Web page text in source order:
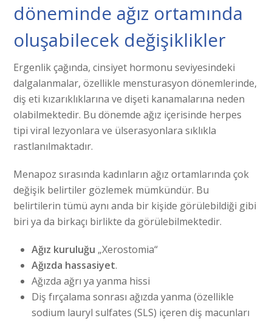
döneminde ağız ortamında
oluşabilecek değişiklikler
Ergenlik çağında, cinsiyet hormonu seviyesindeki
dalgalanmalar, özellikle mensturasyon dönemlerinde,
diş eti kızarıklıklarına ve dişeti kanamalarına neden
olabilmektedir. Bu dönemde ağız içerisinde herpes
tipi viral lezyonlara ve ülserasyonlara sıklıkla
rastlanılmaktadır.
Menapoz sırasında kadınların ağız ortamlarında çok
değişik belirtiler gözlemek mümkündür. Bu
belirtilerin tümü aynı anda bir kişide görülebildiği gibi
biri ya da birkaçı birlikte da görülebilmektedir.
Ağız kuruluğu „Xerostomia“
Ağızda hassasiyet.
Ağızda ağrı ya yanma hissi
Diş fırçalama sonrası ağızda yanma (özellikle
sodium lauryl sulfates (SLS) içeren diş macunları